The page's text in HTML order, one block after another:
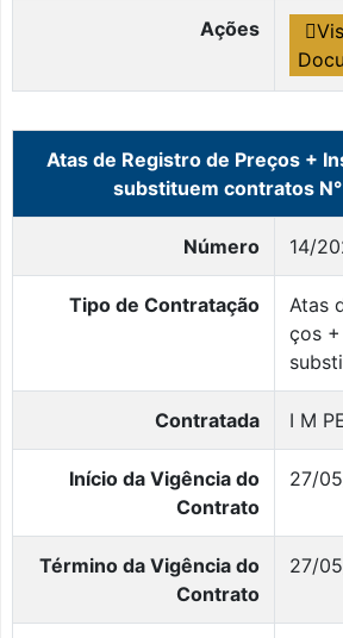
Ações
Atas de Registro de Preços +
substituem contratos
Número 14/
Tipo de Contratação
Atas
ços
Contratada I M
Início da Vigência do
Contrato
27/
Término da Vigência do
Contrato
27/